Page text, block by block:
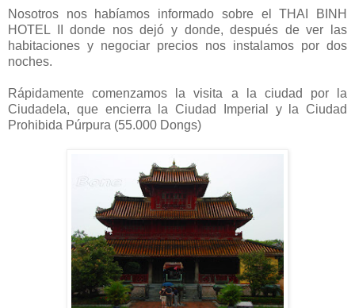
Nosotros nos habíamos informado sobre el THAI BINH
HOTEL II donde nos dejó y donde, después de ver las
habitaciones y negociar precios nos instalamos por dos
noches.
Rápidamente comenzamos la visita a la ciudad por la
Ciudadela, que encierra la Ciudad Imperial y la Ciudad
Prohibida Púrpura (55.000 Dongs)